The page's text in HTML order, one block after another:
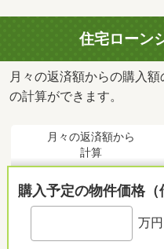
住宅ローン
月々の返済額からの購入
の計算ができます。
月々の返済額から
計算
購入予定の物件価格（
万円